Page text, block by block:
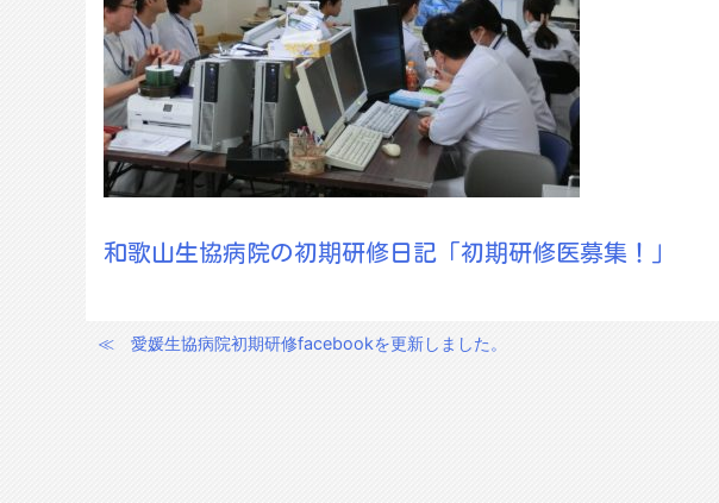
和歌山生協病院の初期研修日記「初期研修医募集！ 」
投≪ 愛媛生協病院初期研修facebookを更新しました。